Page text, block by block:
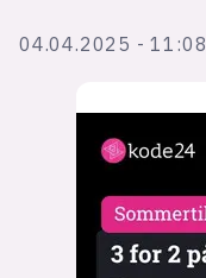
04.04.2025 - 11:08